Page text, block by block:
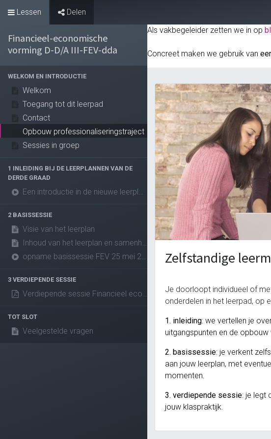
Lessen Delen
Als vakbegeleider zetten we in op
Concreet maken we gebruik van
Zelfstandige
Je doorloopt individueel of
onderdelen in het leerpad, op
1. inleiding: we vertellen je
uitgangspunten en de opbouw
2. basissessie: je verkent
aan jouw leerplan, met
momenten.
3. verdiepende sessie: je legt
jouw klaspraktijk.
Financieel-economische
vorming D-D/A III-FEV-dda
WELKOM EN INTRODUCTIE
Welkom
Toegang tot dit leerpad
Contact
Opbouw professionaliseringstraject
Sessies in groep
1 INLEIDING BIJ DE LEERPLANNEN VAN DE
DERDE GRAAD
Een introductie in de nieuwe leerplannen van de derde graad
2 BASISSESSIE
Visie van het leerplan
Inhoud van het leerplan en samenhang met andere leerplannen
opname basissessie FEV 25 mei 2023
3 VERDIEPENDE SESSIE
Verdiepende sessie Financieel economische vorming 18 september 2023
TOT SLOT
Veelgestelde vragen